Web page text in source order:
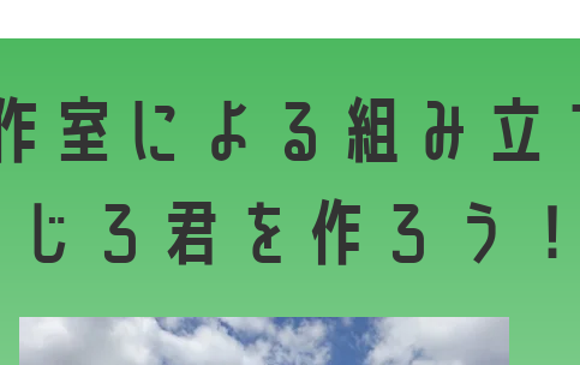
室による組み立
じろ君を作ろう！